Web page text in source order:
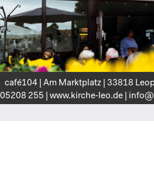
café104 | Am Marktplatz | 33818
05208 255 | www.kirche‑leo.de |